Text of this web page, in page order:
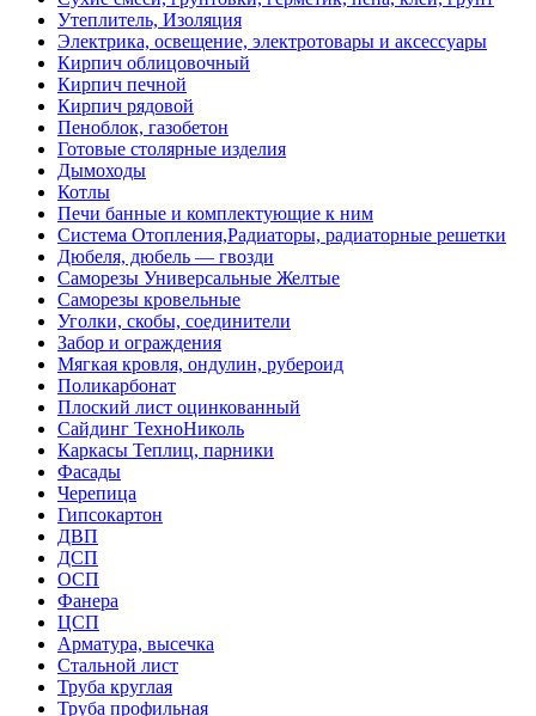
Утеплитель, Изоляция
Электрика, освещение, электротовары и аксессуары
Кирпич облицовочный
Кирпич печной
Кирпич рядовой
Пеноблок, газобетон
Готовые столярные изделия
Дымоходы
Котлы
Печи банные и комплектующие к ним
Система Отопления,Радиаторы, радиаторные решетки
Дюбеля, дюбель — гвозди
Саморезы Универсальные Желтые
Саморезы кровельные
Уголки, скобы, соединители
Забор и ограждения
Мягкая кровля, ондулин, рубероид
Поликарбонат
Плоский лист оцинкованный
Сайдинг ТехноНиколь
Каркасы Теплиц, парники
Фасады
Черепица
Гипсокартон
ДВП
ДСП
ОСП
Фанера
ЦСП
Арматура, высечка
Стальной лист
Труба круглая
Труба профильная